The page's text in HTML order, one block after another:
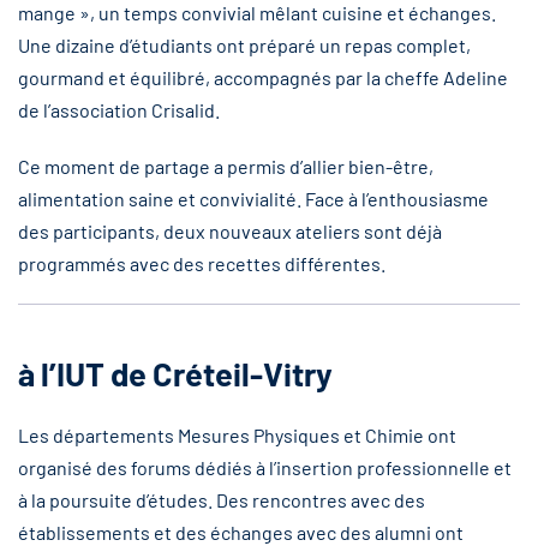
mange », un temps convivial mêlant cuisine et échanges.
Une dizaine d’étudiants ont préparé un repas complet,
gourmand et équilibré, accompagnés par la cheffe Adeline
de l’association Crisalid.
Ce moment de partage a permis d’allier bien-être,
alimentation saine et convivialité. Face à l’enthousiasme
des participants, deux nouveaux ateliers sont déjà
programmés avec des recettes différentes.
à l’IUT de Créteil-Vitry
Les départements Mesures Physiques et Chimie ont
organisé des forums dédiés à l’insertion professionnelle et
à la poursuite d’études. Des rencontres avec des
établissements et des échanges avec des alumni ont